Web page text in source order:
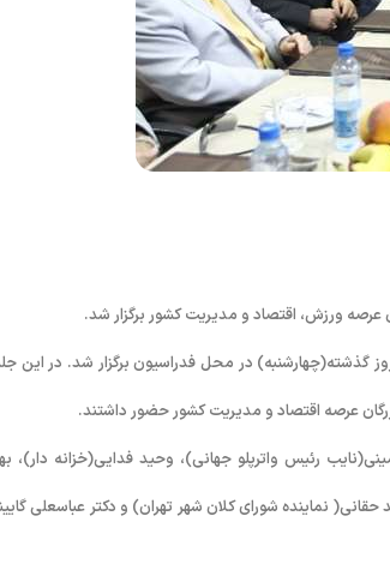
ورزش، اقتصاد و مدیریت کشور برگزار شد.
گذشته(چهارشنبه) در محل فدراسیون برگزار شد. در این
عرصه اقتصاد و مدیریت کشور حضور داشتند.
رئیس واترپلو جهانی)، وحید فدایی(خزانه دار)،
نماینده شورای کلان شهر تهران) و دکتر عباسعلی